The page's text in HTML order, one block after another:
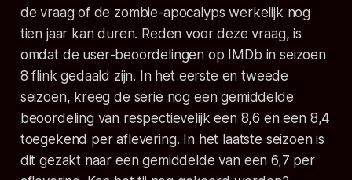
de vraag of de zombie-apocalyps werkelijk nog
tien jaar kan duren. Reden voor deze vraag, is
omdat de user-beoordelingen op IMDb in seizoen
8 flink gedaald zijn. In het eerste en tweede
seizoen, kreeg de serie nog een gemiddelde
beoordeling van respectievelijk een 8,6 en een 8,4
toegekend per aflevering. In het laatste seizoen is
dit gezakt naar een gemiddelde van een 6,7 per